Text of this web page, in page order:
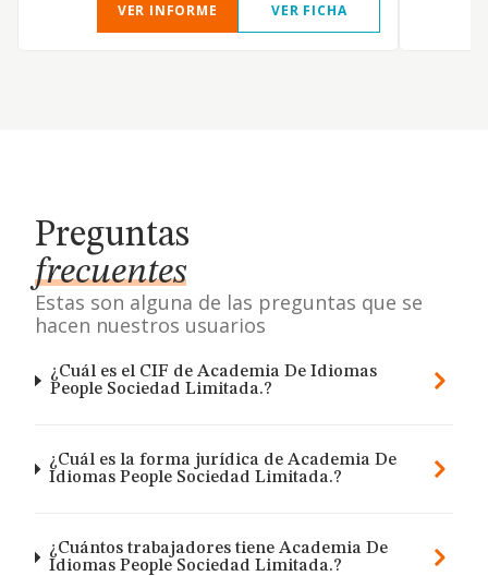
VER INFORME VER FICHA
Preguntas
frecuentes
Estas son alguna de las preguntas que se
hacen nuestros usuarios
¿Cuál es el CIF de Academia De Idiomas
People Sociedad Limitada.?
¿Cuál es la forma jurídica de Academia De
Idiomas People Sociedad Limitada.?
¿Cuántos trabajadores tiene Academia De
Idiomas People Sociedad Limitada.?